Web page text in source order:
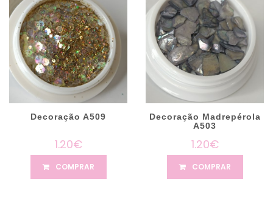
Decoração A509
1.20€
COMPRAR
Decoração Madrepérola
A503
1.20€
COMPRAR